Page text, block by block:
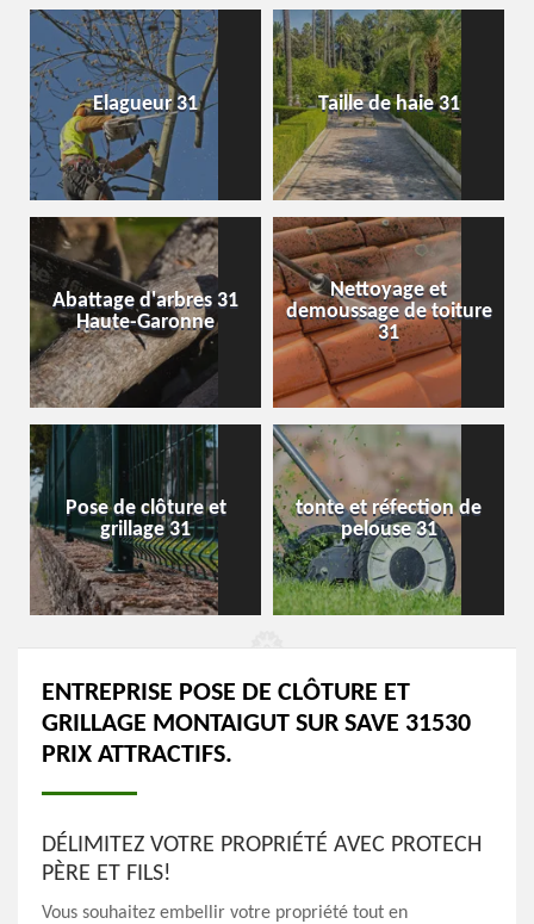
Elagueur 31 Taille de haie 31
Abattage d'arbres 31
Haute-Garonne
Nettoyage et
demoussage de toiture
31
Pose de clôture et
grillage 31
tonte et réfection de
pelouse 31
ENTREPRISE POSE DE CLÔTURE ET
GRILLAGE MONTAIGUT SUR SAVE 31530
PRIX ATTRACTIFS.
DÉLIMITEZ VOTRE PROPRIÉTÉ AVEC PROTECH
PÈRE ET FILS!
Vous souhaitez embellir votre propriété tout en